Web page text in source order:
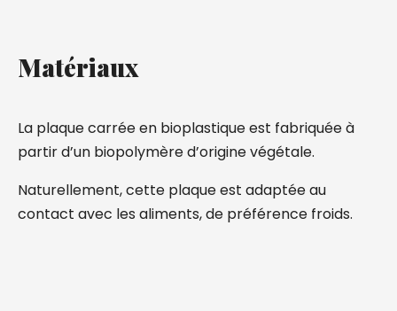
Matériaux
La plaque carrée en bioplastique est fabriquée à
partir d’un biopolymère d’origine végétale.
Naturellement, cette plaque est adaptée au
contact avec les aliments, de préférence froids.